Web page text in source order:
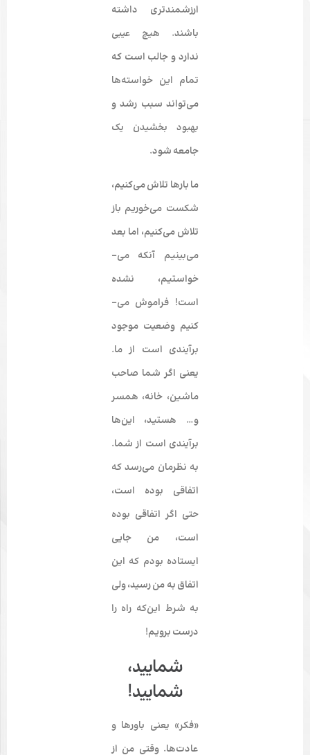
ارزشمند­تری داشته
باشند. هیچ عیبی
ندارد و جالب است که
تمام این خواسته­‌ها
می­‌تواند سبب رشد و
بهبود بخشیدن یک
جامعه شود.
ما بارها تلاش می‌کنیم،
شکست می‌خوریم باز
تلاش می‌کنیم، اما بعد
می‌­بینیم آنکه می‌­
خواستیم، نشده
است! فراموش می‌­
کنیم وضعیت موجود
برآیندی است از ما.
یعنی اگر شما صاحب
ماشین، خانه، همسر
و… هستید، این­‌ها
برآیندی است از شما.
به نظرمان می‌­رسد که
اتفاقی بوده است،
حتی اگر اتفاقی بوده
است، من جایی
ایستاده بودم که این
اتفاق به من رسید،ولی
به شرط این‌که راه را
درست برویم!
شمایید،
شمایید!
«فکر» یعنی باورها و
عادت‌­ها. وقتی من از